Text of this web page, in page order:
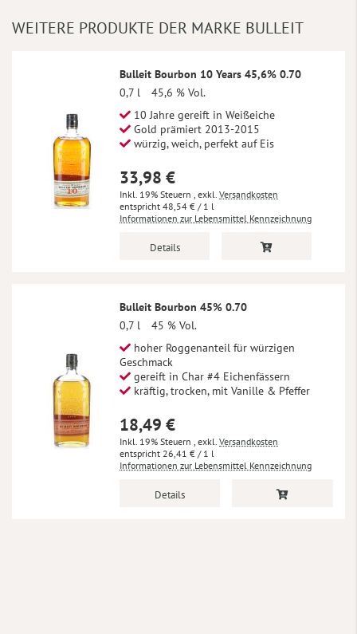
WEITERE PRODUKTE DER MARKE BULLEIT
Bulleit Bourbon 10 Years 45,6% 0.70
0,7 l
45,6 % Vol.
10 Jahre gereift in Weißeiche
Gold prämiert 2013-2015
würzig, weich, perfekt auf Eis
33,98 €
Inkl. 19% Steuern exkl. Versandkosten
48,54 € / 1 l
Informationen zur Lebensmittel Kennzeichnung
Details
Bulleit Bourbon 45% 0.70
0,7 l
45 % Vol.
hoher Roggenanteil für würzigen
Geschmack
gereift in Char #4 Eichenfässern
kräftig, trocken, mit Vanille & Pfeffer
18,49 €
Inkl. 19% Steuern exkl. Versandkosten
26,41 € / 1 l
Informationen zur Lebensmittel Kennzeichnung
Details